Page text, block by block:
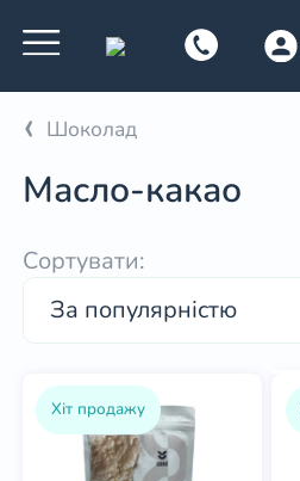
Шоколад
Масло-какао
Сортувати:
Хіт продажу